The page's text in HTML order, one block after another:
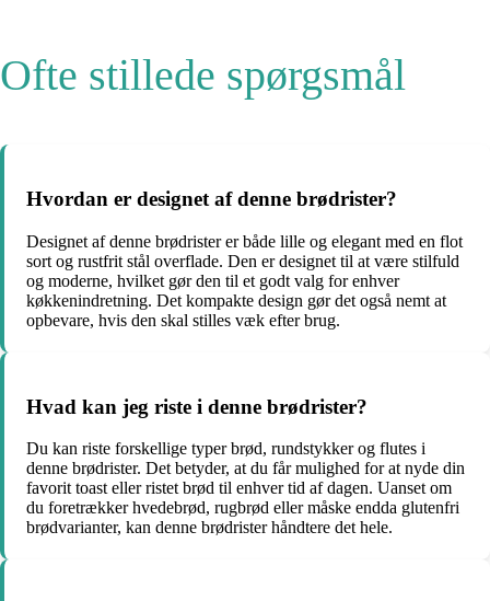
Ofte stillede spørgsmål
Hvordan er designet af denne brødrister?
Designet af denne brødrister er både lille og elegant med en flot
sort og rustfrit stål overflade. Den er designet til at være stilfuld
og moderne, hvilket gør den til et godt valg for enhver
køkkenindretning. Det kompakte design gør det også nemt at
opbevare, hvis den skal stilles væk efter brug.
Hvad kan jeg riste i denne brødrister?
Du kan riste forskellige typer brød, rundstykker og flutes i
denne brødrister. Det betyder, at du får mulighed for at nyde din
favorit toast eller ristet brød til enhver tid af dagen. Uanset om
du foretrækker hvedebrød, rugbrød eller måske endda glutenfri
brødvarianter, kan denne brødrister håndtere det hele.